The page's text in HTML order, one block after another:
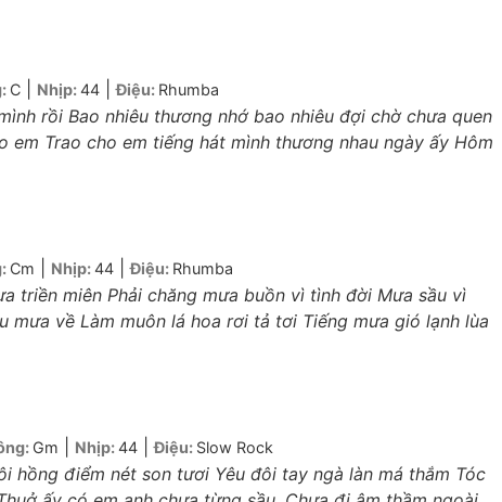
C Nhịp:44 |Điệu: Rhumba
rồi Bao nhiêu thương nhớ bao nhiêu đợi chờ chưa quen
Trao cho em tiếng hát mình thương nhau ngày ấy Hôm
Cm Nhịp:44 |Điệu: Rhumba
triền miên Phải chăng mưa buồn vì tình đời Mưa sầu vì
về Làm muôn lá hoa rơi tả tơi Tiếng mưa gió lạnh lùa
Gm Nhịp:44 |Điệu: Slow Rock
hồng điểm nét son tươi Yêu đôi tay ngà làn má thắm Tóc